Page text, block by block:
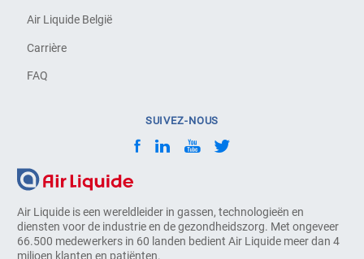
Air Liquide is een wereldleider in gassen, technologieën en
diensten voor de industrie en de gezondheidszorg. Met ongeveer
66.500 medewerkers in 60 landen bedient Air Liquide meer dan 4
miljoen klanten en patiënten.
Air Liquide België
Carrière
FAQ
SUIVEZ-NOUS